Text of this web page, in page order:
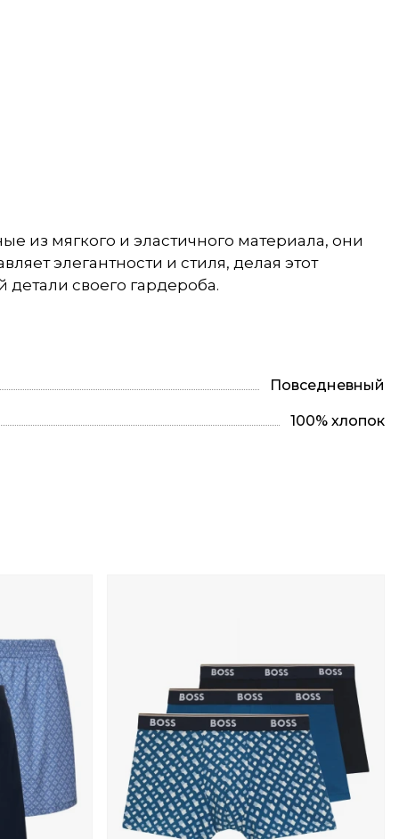
из мягкого и эластичного материала, они
элегантности и стиля, делая этот
своего гардероба.
Повседневный
100% хлопок